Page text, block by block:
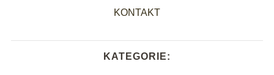
KONTAKT
KATEGORIE: